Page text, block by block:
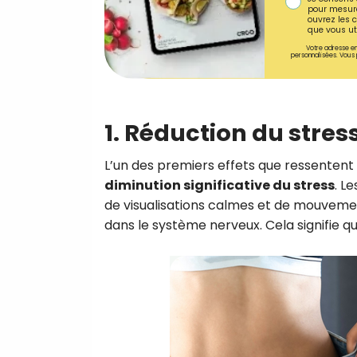
pour
ouvrez les
que vous
Votre adresse
personnalisées.
1. Réduction du
L’un des premiers effets que
diminution significative du stress.
de visualisations calmes et de
dans le système nerveux. Cela signifie